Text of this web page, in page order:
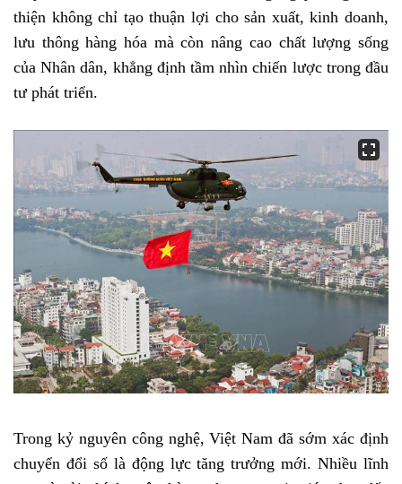
thiện không chỉ tạo thuận lợi cho sản xuất, kinh doanh,
lưu thông hàng hóa mà còn nâng cao chất lượng sống
của Nhân dân, khẳng định tầm nhìn chiến lược trong đầu
tư phát triển.
Trong kỷ nguyên công nghệ, Việt Nam đã sớm xác định
chuyển đổi số là động lực tăng trưởng mới. Nhiều lĩnh